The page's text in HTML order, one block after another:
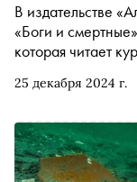
25 декабря 2024 г.
В издательстве
«Боги и
которая читает
пересказывает
жизни в Древней